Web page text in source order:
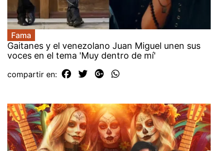
Fama
Gaitanes y el venezolano Juan Miguel unen sus
voces en el tema 'Muy dentro de mí'
compartir en: